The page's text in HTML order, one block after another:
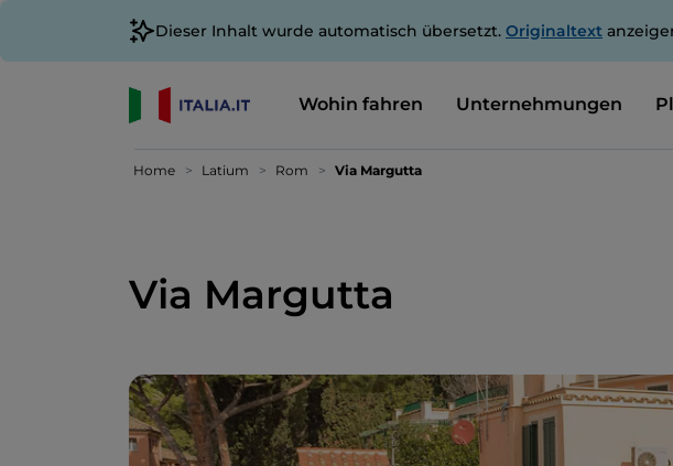
Dieser Inhalt wurde automatisch übersetzt. Originaltext
Wohin fahren Unternehmungen
Home Latium Rom Via Margutta
Via Margutta